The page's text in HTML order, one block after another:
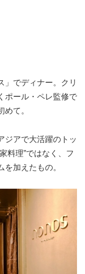
」でディナー。クリ
ポール・ペレ監修で
めて。
ジアで大活躍のトッ
料理”ではなく、フ
加えたもの。